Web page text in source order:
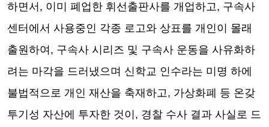
하면서 , 이미 폐업한 휘선출판사를 개업하고, 구속사
센터에서 사용중인 각종 로고와 상표를 개인이 몰래
출원하여 , 구속사 시리즈 및 구속사 운동을 사유화하
려는 마각을 드러냈으며 신학교 인수라는 미명 하에
불법적으로 개인 재산을 축재하고, 가상화폐 등 온갖
투기성 자산에 투자한 것이 , 경찰 수사 결과 사실로 드